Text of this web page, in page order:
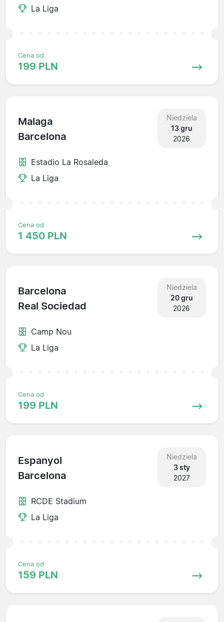
La Liga
Cena od
199 PLN
Malaga
Barcelona
Niedziela
13 gru
2026
Estadio La Rosaleda
La Liga
Cena od
1 450 PLN
Barcelona
Real Sociedad
Niedziela
20 gru
2026
Camp Nou
La Liga
Cena od
199 PLN
Espanyol
Barcelona
Niedziela
3 sty
2027
RCDE Stadium
La Liga
Cena od
159 PLN